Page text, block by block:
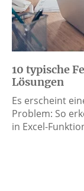
10 typische
Lösungen
Es erscheint
Problem: So
in Excel-